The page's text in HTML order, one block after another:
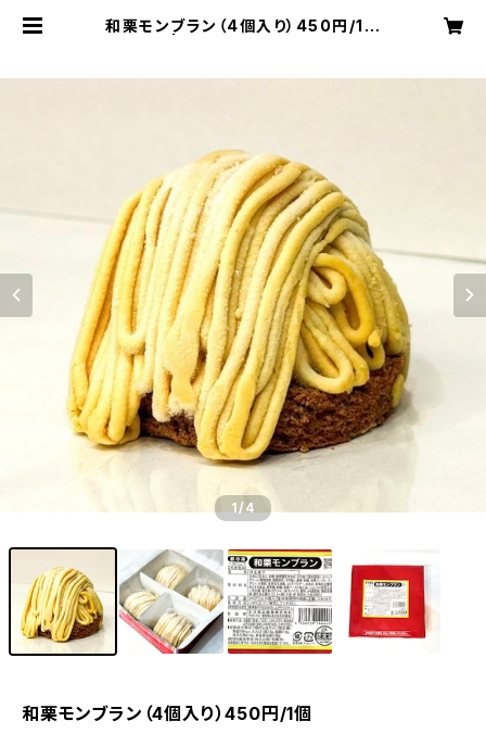
和栗モンブラン（4個入り）450円/1個
1/4
和栗モンブラン（4個入り）450円/1個